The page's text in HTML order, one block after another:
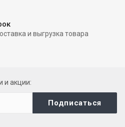
и выгрузка товара
и акции: